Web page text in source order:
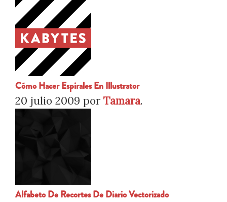
Cómo Hacer Espirales En Illustrator
20 julio 2009 por Tamara.
Alfabeto De Recortes De Diario Vectorizado